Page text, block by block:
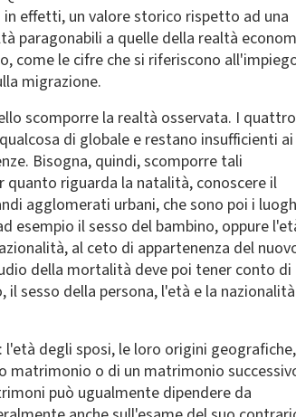
effetti, un valore storico rispetto ad una
paragonabili a quelle della realtà
come le cifre che si riferiscono
migrazione.
scomporre la realtà osservata. I quattro
di globale e restano insufficienti
Bisogna, quindi, scomporre tali
quanto riguarda la natalità, conoscere il
agglomerati urbani, che sono poi i
esempio il sesso del bambino, oppure
al ceto di appartenenza del
della mortalità deve poi tener conto
sesso della persona, l'età e la
degli sposi, le loro origini
matrimonio o di un matrimonio
può ugualmente dipendere da